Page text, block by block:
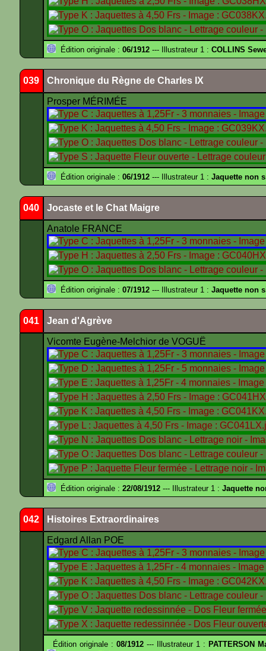
Édition originale : 06/1912 --- Illustrateur 1 : COLLINS
039 Chronique du Règne de Charles IX
Prosper MÉRIMÉE
Édition originale : 06/1912 --- Illustrateur 1 : Jaquette non
040 Jocaste et le Chat Maigre
Anatole FRANCE
Édition originale : 07/1912 --- Illustrateur 1 : Jaquette non
041 Jean d'Agrève
Vicomte Eugène-Melchior de VOGUË
Édition originale : 22/08/1912 --- Illustrateur 1 : Jaquette
042 Histoires Extraordinaires
Edgard Allan POE
Édition originale :08/1912 --- Illustrateur 1 : PATTERSON